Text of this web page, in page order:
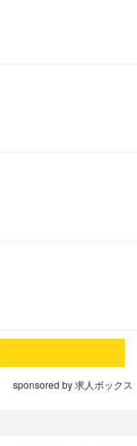
sponsored by 求人ボックス